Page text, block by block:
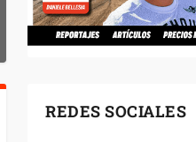
REDES SOCIALES